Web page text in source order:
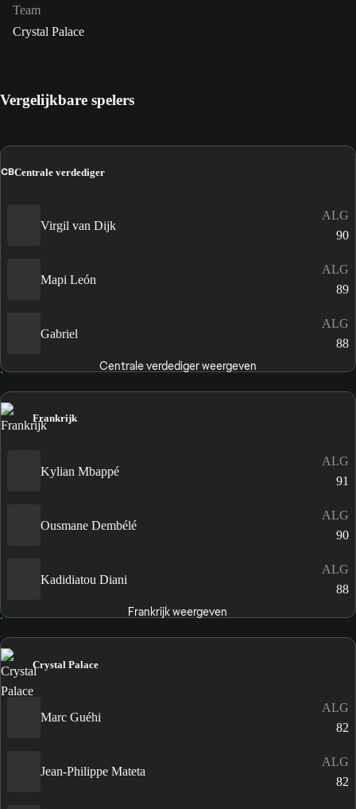
Team
Crystal Palace
Vergelijkbare spelers
CBCentrale verdediger
Virgil van Dijk
ALG
90
Mapi León
ALG
89
Gabriel
ALG
88
Centrale verdediger weergeven
Frankrijk
Kylian Mbappé
ALG
91
Ousmane Dembélé
ALG
90
Kadidiatou Diani
ALG
88
Frankrijk weergeven
Crystal Palace
Marc Guéhi
ALG
82
Jean-Philippe Mateta
ALG
82